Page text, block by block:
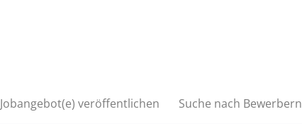
Jobangebot(e) veröffentlichen Suche nach Bewerbern